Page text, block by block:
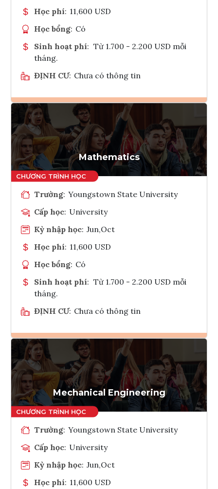
Học phí: 11,600 USD
Học bổng: Có
Sinh hoạt phí: Từ 1.700 - 2.200 USD mỗi
tháng.
ĐỊNH CƯ: Chưa có thông tin
Ghi danh
Tham vấn Interlink
Mathematics
Trường: Youngstown State University
Cấp học: University
Kỳ nhập học: Jun,Oct
Học phí: 11,600 USD
Học bổng: Có
Sinh hoạt phí: Từ 1.700 - 2.200 USD mỗi
tháng.
ĐỊNH CƯ: Chưa có thông tin
Ghi danh
Tham vấn Interlink
Mechanical Engineering
Trường: Youngstown State University
Cấp học: University
Kỳ nhập học: Jun,Oct
Học phí: 11,600 USD